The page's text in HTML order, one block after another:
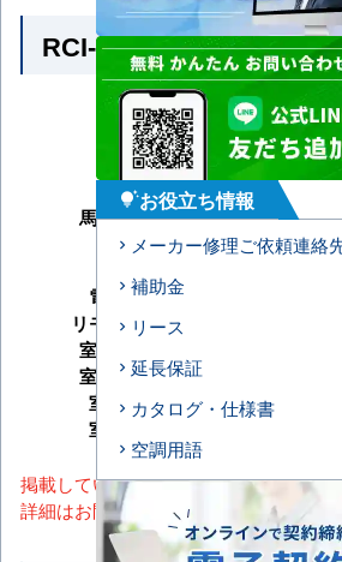
RCI-GP56RGH9 の商品
メーカー
日立
シリーズ
システムフ
型番
RCI-
形状
てんかせ4方
馬力（能力）
2.3馬力
冷房能力
電源タイプ
リモコンタイプ
ワイヤー
室内機サイズ
室外機サイズ
室内機重量
室外機重量
掲載しているスペック・セット内容・
詳細はお問い合わせください。
tips_and_updatesお役立ち情報
メーカー修理ご依頼連絡
補助金
リース
延長保証
カタログ・仕様書
空調用語